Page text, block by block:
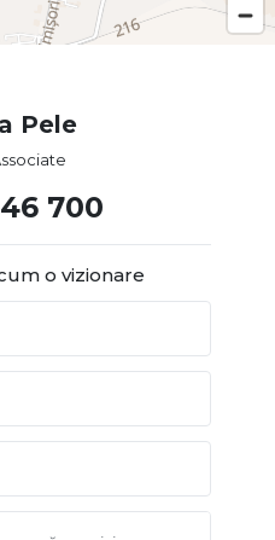
o oportunitate excelentă
în care să iși
adaptate nevoilor
acest imboil promite
săi locatari.
să ne contactați la
Pele
700
o vizionare